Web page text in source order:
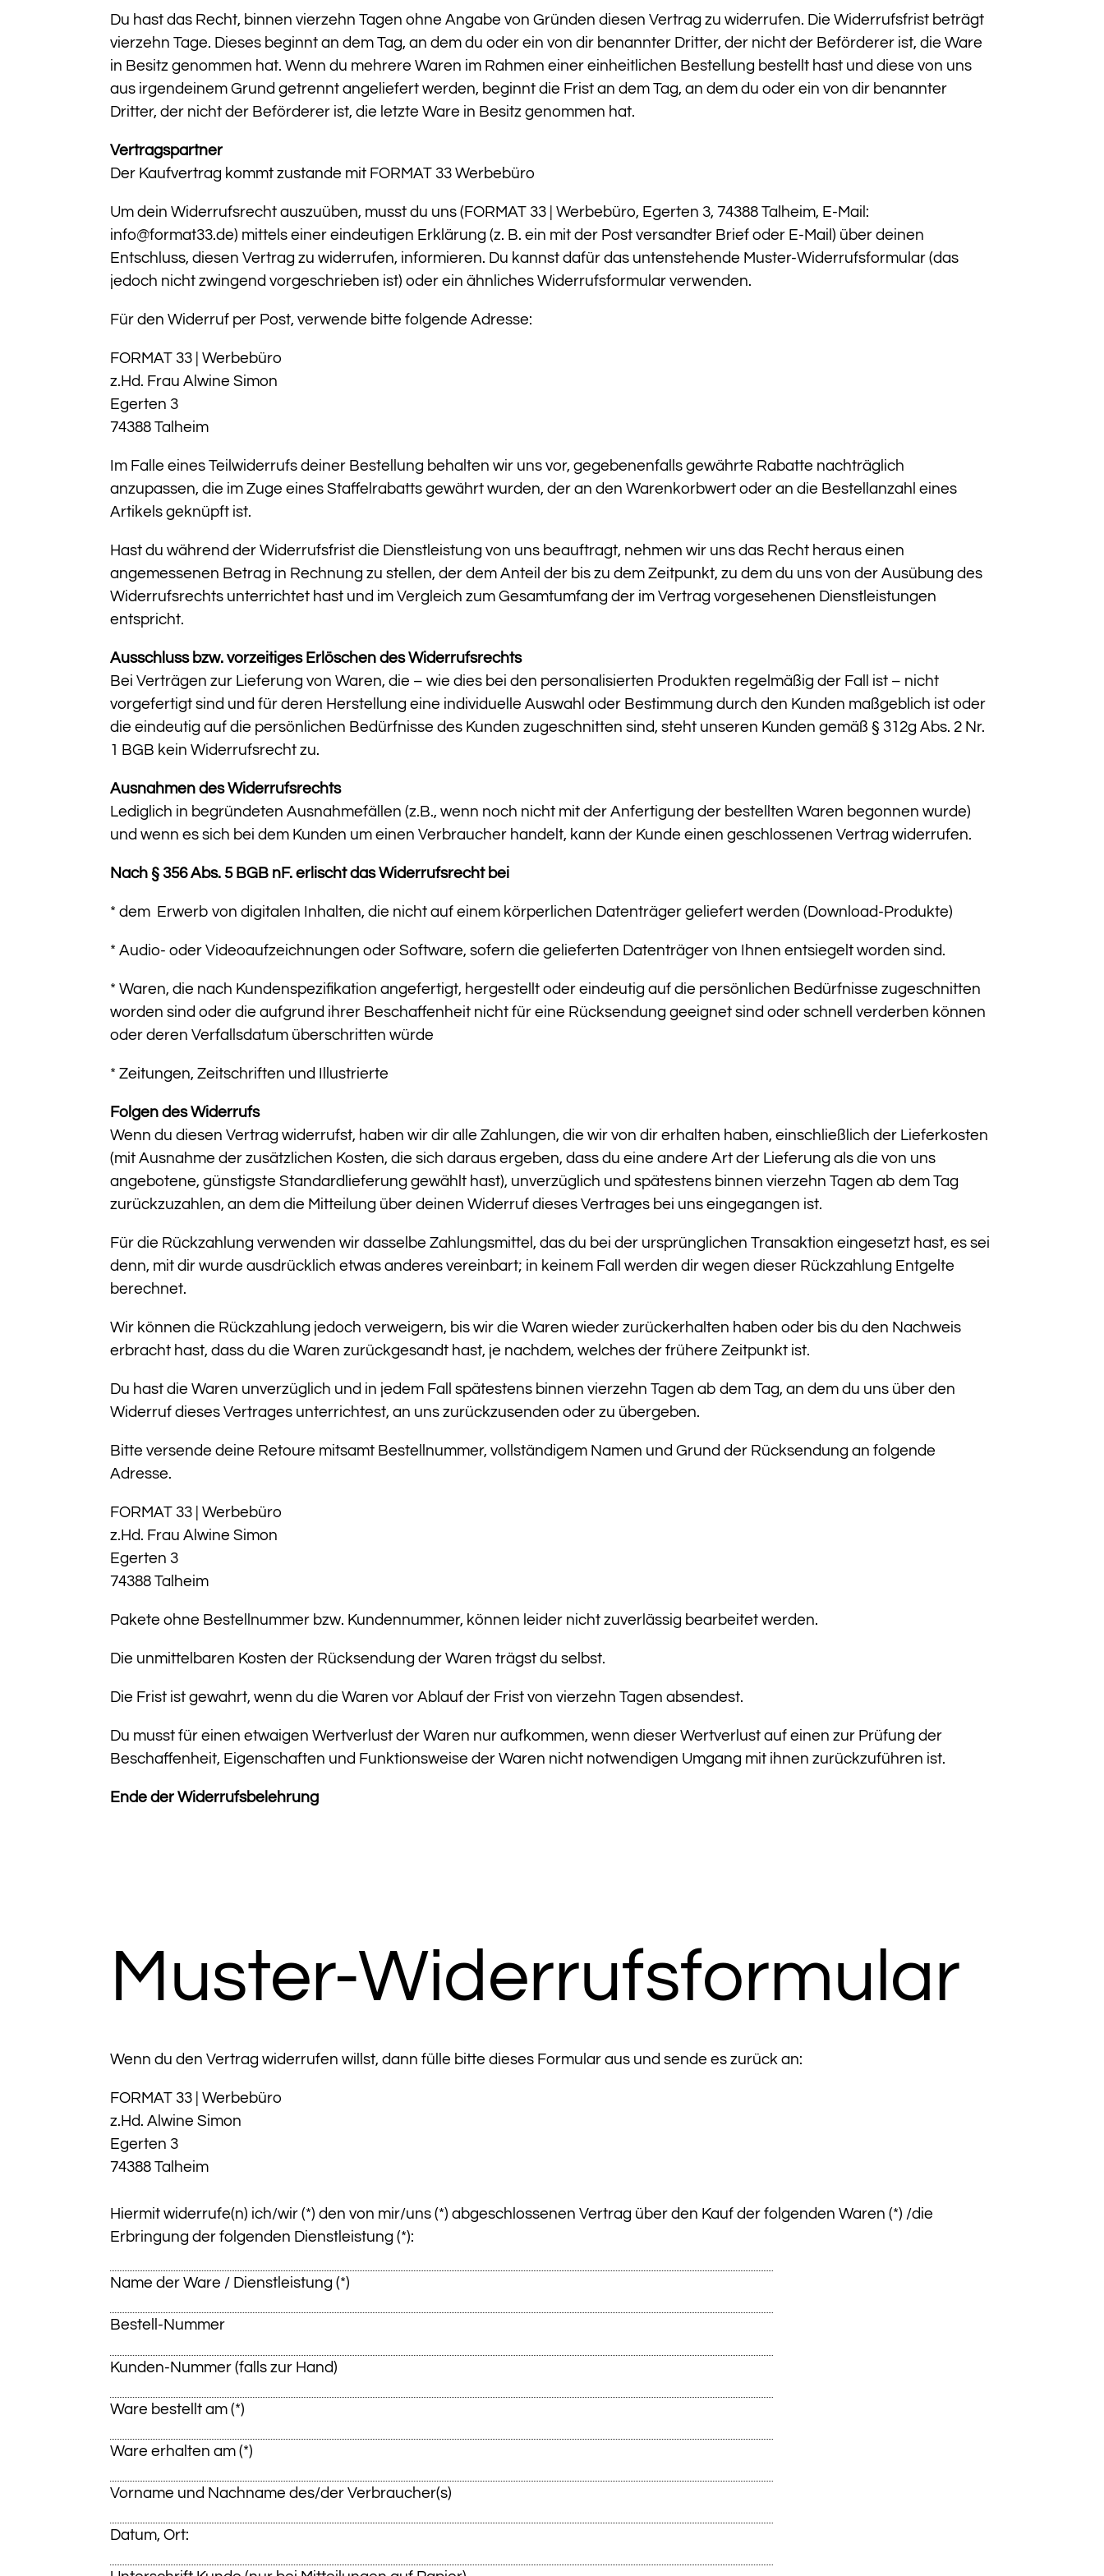
Du hast das Recht, binnen vierzehn Tagen ohne Angabe von Gründen diesen Vertrag zu widerrufen. Die Widerrufsfrist beträgt
vierzehn Tage. Dieses beginnt an dem Tag, an dem du oder ein von dir benannter Dritter, der nicht der Beförderer ist, die Ware
in Besitz genommen hat. Wenn du mehrere Waren im Rahmen einer einheitlichen Bestellung bestellt hast und diese von uns
aus irgendeinem Grund getrennt angeliefert werden, beginnt die Frist an dem Tag, an dem du oder ein von dir benannter
Dritter, der nicht der Beförderer ist, die letzte Ware in Besitz genommen hat.
Vertragspartner
Der Kaufvertrag kommt zustande mit FORMAT 33 Werbebüro
Um dein Widerrufsrecht auszuüben, musst du uns (FORMAT 33 | Werbebüro, Egerten 3, 74388 Talheim, E-Mail:
info@format33.de) mittels einer eindeutigen Erklärung (z. B. ein mit der Post versandter Brief oder E-Mail) über deinen
Entschluss, diesen Vertrag zu widerrufen, informieren. Du kannst dafür das untenstehende Muster-Widerrufsformular (das
jedoch nicht zwingend vorgeschrieben ist) oder ein ähnliches Widerrufsformular verwenden.
Für den Widerruf per Post, verwende bitte folgende Adresse:
FORMAT 33 | Werbebüro
z.Hd. Frau Alwine Simon
Egerten 3
74388 Talheim
Im Falle eines Teilwiderrufs deiner Bestellung behalten wir uns vor, gegebenenfalls gewährte Rabatte nachträglich
anzupassen, die im Zuge eines Staffelrabatts gewährt wurden, der an den Warenkorbwert oder an die Bestellanzahl eines
Artikels geknüpft ist.
Hast du während der Widerrufsfrist die Dienstleistung von uns beauftragt, nehmen wir uns das Recht heraus einen
angemessenen Betrag in Rechnung zu stellen, der dem Anteil der bis zu dem Zeitpunkt, zu dem du uns von der Ausübung des
Widerrufsrechts unterrichtet hast und im Vergleich zum Gesamtumfang der im Vertrag vorgesehenen Dienstleistungen
entspricht.
Ausschluss bzw. vorzeitiges Erlöschen des Widerrufsrechts
Bei Verträgen zur Lieferung von Waren, die – wie dies bei den personalisierten Produkten regelmäßig der Fall ist – nicht
vorgefertigt sind und für deren Herstellung eine individuelle Auswahl oder Bestimmung durch den Kunden maßgeblich ist oder
die eindeutig auf die persönlichen Bedürfnisse des Kunden zugeschnitten sind, steht unseren Kunden gemäß § 312g Abs. 2 Nr.
1 BGB kein Widerrufsrecht zu.
Ausnahmen des Widerrufsrechts
Lediglich in begründeten Ausnahmefällen (z.B., wenn noch nicht mit der Anfertigung der bestellten Waren begonnen wurde)
und wenn es sich bei dem Kunden um einen Verbraucher handelt, kann der Kunde einen geschlossenen Vertrag widerrufen.
Nach § 356 Abs. 5 BGB nF. erlischt das Widerrufsrecht bei
* dem Erwerb von digitalen Inhalten, die nicht auf einem körperlichen Datenträger geliefert werden (Download-Produkte)
* Audio- oder Videoaufzeichnungen oder Software, sofern die gelieferten Datenträger von Ihnen entsiegelt worden sind.
* Waren, die nach Kundenspezifikation angefertigt, hergestellt oder eindeutig auf die persönlichen Bedürfnisse zugeschnitten
worden sind oder die aufgrund ihrer Beschaffenheit nicht für eine Rücksendung geeignet sind oder schnell verderben können
oder deren Verfallsdatum überschritten würde
* Zeitungen, Zeitschriften und Illustrierte
Folgen des Widerrufs
Wenn du diesen Vertrag widerrufst, haben wir dir alle Zahlungen, die wir von dir erhalten haben, einschließlich der Lieferkosten
(mit Ausnahme der zusätzlichen Kosten, die sich daraus ergeben, dass du eine andere Art der Lieferung als die von uns
angebotene, günstigste Standardlieferung gewählt hast), unverzüglich und spätestens binnen vierzehn Tagen ab dem Tag
zurückzuzahlen, an dem die Mitteilung über deinen Widerruf dieses Vertrages bei uns eingegangen ist.
Für die Rückzahlung verwenden wir dasselbe Zahlungsmittel, das du bei der ursprünglichen Transaktion eingesetzt hast, es sei
denn, mit dir wurde ausdrücklich etwas anderes vereinbart; in keinem Fall werden dir wegen dieser Rückzahlung Entgelte
berechnet.
Wir können die Rückzahlung jedoch verweigern, bis wir die Waren wieder zurückerhalten haben oder bis du den Nachweis
erbracht hast, dass du die Waren zurückgesandt hast, je nachdem, welches der frühere Zeitpunkt ist.
Du hast die Waren unverzüglich und in jedem Fall spätestens binnen vierzehn Tagen ab dem Tag, an dem du uns über den
Widerruf dieses Vertrages unterrichtest, an uns zurückzusenden oder zu übergeben.
Bitte versende deine Retoure mitsamt Bestellnummer, vollständigem Namen und Grund der Rücksendung an folgende
Adresse.
FORMAT 33 | Werbebüro
z.Hd. Frau Alwine Simon
Egerten 3
74388 Talheim
Pakete ohne Bestellnummer bzw. Kundennummer, können leider nicht zuverlässig bearbeitet werden.
Die unmittelbaren Kosten der Rücksendung der Waren trägst du selbst.
Die Frist ist gewahrt, wenn du die Waren vor Ablauf der Frist von vierzehn Tagen absendest.
Du musst für einen etwaigen Wertverlust der Waren nur aufkommen, wenn dieser Wertverlust auf einen zur Prüfung der
Beschaffenheit, Eigenschaften und Funktionsweise der Waren nicht notwendigen Umgang mit ihnen zurückzuführen ist.
Ende der Widerrufsbelehrung
Muster-Widerrufsformular
Wenn du den Vertrag widerrufen willst, dann fülle bitte dieses Formular aus und sende es zurück an:
FORMAT 33 | Werbebüro
z.Hd. Alwine Simon
Egerten 3
74388 Talheim
Hiermit widerrufe(n) ich/wir (*) den von mir/uns (*) abgeschlossenen Vertrag über den Kauf der folgenden Waren (*) /die
Erbringung der folgenden Dienstleistung (*):
Name der Ware / Dienstleistung (*)
Bestell-Nummer
Kunden-Nummer (falls zur Hand)
Ware bestellt am (*)
Ware erhalten am (*)
Vorname und Nachname des/der Verbraucher(s)
Datum, Ort: